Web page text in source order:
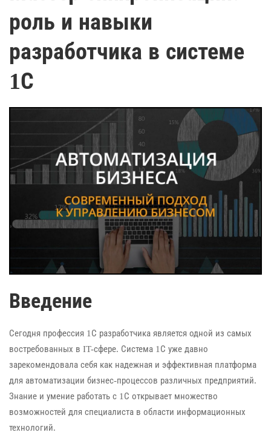
роль и навыки
разработчика в системе
1С
Введение
Сегодня профессия 1С разработчика является одной из самых
востребованных в IT-сфере. Система 1С уже давно
зарекомендовала себя как надежная и эффективная платформа
для автоматизации бизнес-процессов различных предприятий.
Знание и умение работать с 1С открывает множество
возможностей для специалиста в области информационных
технологий.